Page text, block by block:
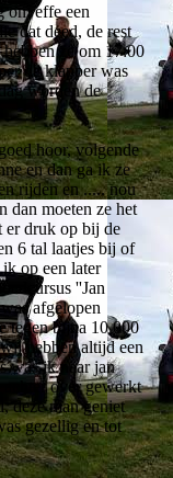
om effe een
dat deed, de rest
ze om 17:00
de klapper was
worden de
hoor, volgende
en dan ga ik ze
rijden en ..... nou
dan moeten ze het
er druk op bij de
6 tal laatjes bij of
op een later
''Jan
afgelopen
tegen bijna 10.000
hebben altijd een
was ik naar jan
over gewerkt
deze man geniet
gezellig en tot